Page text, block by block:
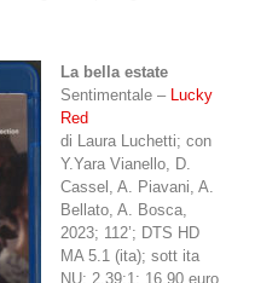
La bella estate
Sentimentale –
Lucky
Red
di Laura Luchetti; con
Y.Yara Vianello, D.
Cassel, A. Piavani, A.
Bellato, A. Bosca,
2023; 112’; DTS HD
MA 5.1 (ita); sott ita
NU; 2,39:1; 16,90 euro